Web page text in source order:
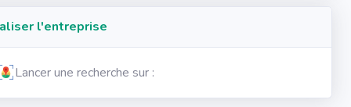
l'entreprise
Lancer une recherche sur :